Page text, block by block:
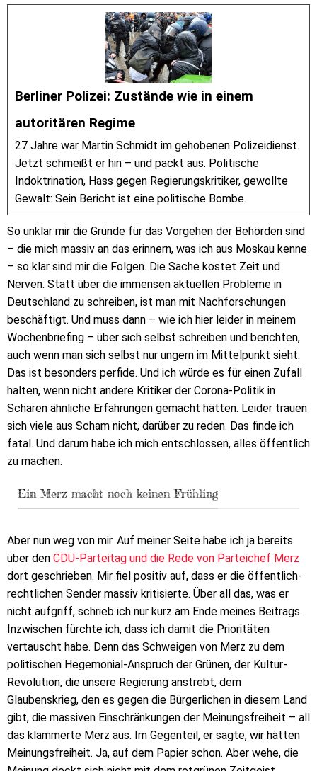
Berliner Polizei: Zustände wie in einem
autoritären Regime
27 Jahre war Martin Schmidt im gehobenen Polizeidienst.
Jetzt schmeißt er hin – und packt aus. Politische
Indoktrination, Hass gegen Regierungskritiker, gewollte
Gewalt: Sein Bericht ist eine politische Bombe.
So unklar mir die Gründe für das Vorgehen der Behörden sind
– die mich massiv an das erinnern, was ich aus Moskau kenne
– so klar sind mir die Folgen. Die Sache kostet Zeit und
Nerven. Statt über die immensen aktuellen Probleme in
Deutschland zu schreiben, ist man mit Nachforschungen
beschäftigt. Und muss dann – wie ich hier leider in meinem
Wochenbriefing – über sich selbst schreiben und berichten,
auch wenn man sich selbst nur ungern im Mittelpunkt sieht.
Das ist besonders perfide. Und ich würde es für einen Zufall
halten, wenn nicht andere Kritiker der Corona-Politik in
Scharen ähnliche Erfahrungen gemacht hätten. Leider trauen
sich viele aus Scham nicht, darüber zu reden. Das finde ich
fatal. Und darum habe ich mich entschlossen, alles öffentlich
zu machen.
Ein Merz macht noch keinen Frühling
Aber nun weg von mir. Auf meiner Seite habe ich ja bereits
über den CDU-Parteitag und die Rede von Parteichef Merz
dort geschrieben. Mir fiel positiv auf, dass er die öffentlich-
rechtlichen Sender massiv kritisierte. Über all das, was er
nicht aufgriff, schrieb ich nur kurz am Ende meines Beitrags.
Inzwischen fürchte ich, dass ich damit die Prioritäten
vertauscht habe. Denn das Schweigen von Merz zu dem
politischen Hegemonial-Anspruch der Grünen, der Kultur-
Revolution, die unsere Regierung anstrebt, dem
Glaubenskrieg, den es gegen die Bürgerlichen in diesem Land
gibt, die massiven Einschränkungen der Meinungsfreiheit – all
das klammerte Merz aus. Im Gegenteil, er sagte, wir hätten
Meinungsfreiheit. Ja, auf dem Papier schon. Aber wehe, die